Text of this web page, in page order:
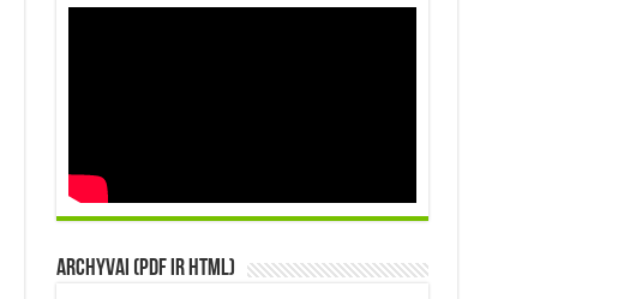
Archyvai (PDF ir HTML)